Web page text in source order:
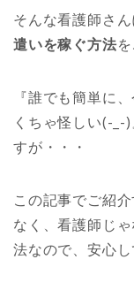
そんな看護師さ
遣いを稼ぐ方法
『誰でも簡単に
くちゃ怪しい(-_-
すが・・・
この記事でご紹
なく、看護師じ
法なので、安心